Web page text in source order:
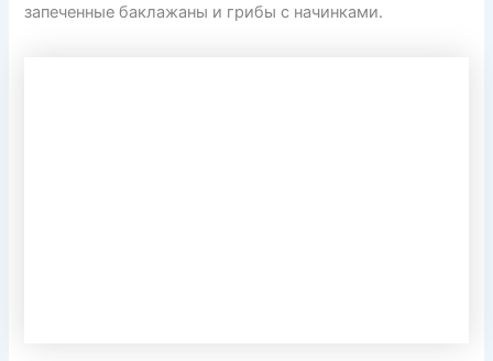
запеченные баклажаны и грибы с начинками.